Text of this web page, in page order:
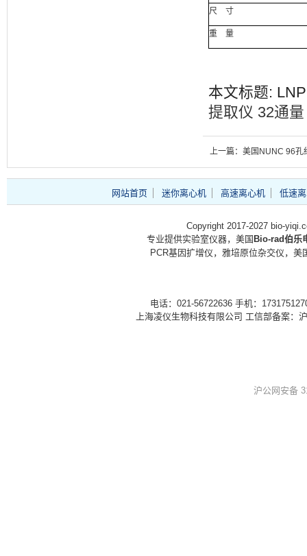
尺 寸
重 量
本文标题:
提取仪 32通量
上一篇：美国NUNC 96孔
网站首页 迷你离心机 高速离心机 低速
Copyright 2017-2027 bio-
专业提供实验室仪器，美国 Bio-rad伯乐
PCR基因扩增仪，雅培原位杂交仪，
电话：021-56722636 手机：
上海凌仪生物科技有限公司 工信部备案：
沪公网安备